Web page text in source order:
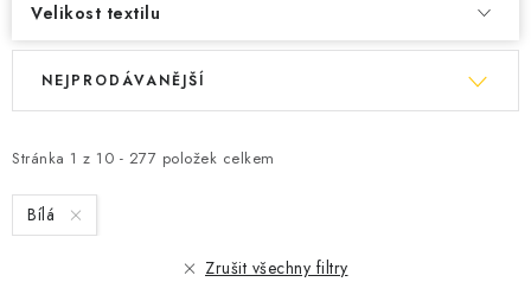
Ochrana osobních údajů
Zásady používání souborů cookies
Kontakt
Velikost textilu
V
i
s
p
Stránka 1 z 10 - 277 položek celkem
Ř
e
n
í
NEJPRODÁVANĚJŠÍ
Bílá
Zrušit všechny filtry